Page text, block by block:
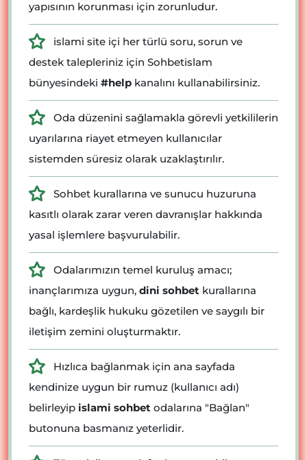
yapısının korunması için zorunludur.
islami site içi her türlü soru, sorun ve
destek talepleriniz için Sohbetislam
bünyesindeki #help kanalını kullanabilirsiniz.
Oda düzenini sağlamakla görevli yetkililerin
uyarılarına riayet etmeyen kullanıcılar
sistemden süresiz olarak uzaklaştırılır.
Sohbet kurallarına ve sunucu huzuruna
kasıtlı olarak zarar veren davranışlar hakkında
yasal işlemlere başvurulabilir.
Odalarımızın temel kuruluş amacı;
inançlarımıza uygun, dini sohbet kurallarına
bağlı, kardeşlik hukuku gözetilen ve saygılı bir
iletişim zemini oluşturmaktır.
Hızlıca bağlanmak için ana sayfada
kendinize uygun bir rumuz (kullanıcı adı)
belirleyip islami sohbet odalarına "Bağlan"
butonuna basmanız yeterlidir.